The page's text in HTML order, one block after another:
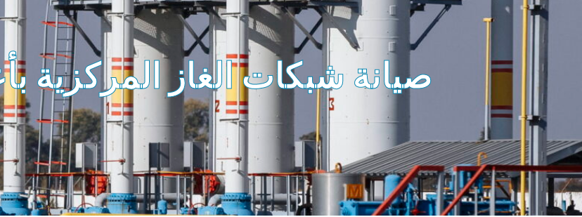
صيانة شبكات الغاز المركزية